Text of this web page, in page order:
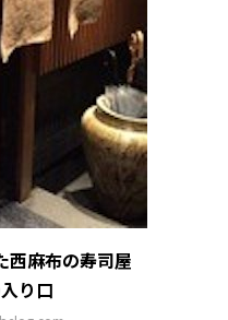
西麻布の寿司屋
り口